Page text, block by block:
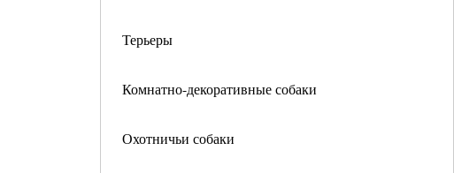
Терьеры
Комнатно-декоративные собаки
Охотничьи собаки